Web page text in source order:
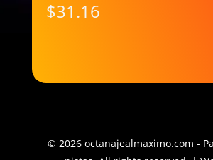
$31.16Rango
$29.91
© 2026 octanajealmaximo.com -